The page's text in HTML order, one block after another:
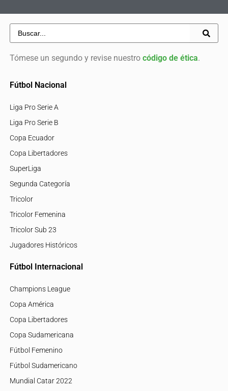
Tómese un segundo y revise nuestro código de ética.
Fútbol Nacional
Liga Pro Serie A
Liga Pro Serie B
Copa Ecuador
Copa Libertadores
SuperLiga
Segunda Categoría
Tricolor
Tricolor Femenina
Tricolor Sub 23
Jugadores Históricos
Fútbol Internacional
Champions League
Copa América
Copa Libertadores
Copa Sudamericana
Fútbol Femenino
Fútbol Sudamericano
Mundial Catar 2022